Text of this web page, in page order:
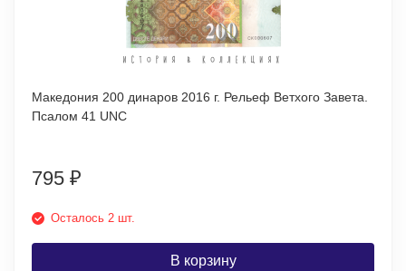
Македония 200 динаров 2016 г. Рельеф Ветхого Завета.
Псалом 41 UNC
795 ₽
Осталось 2 шт.
В корзину